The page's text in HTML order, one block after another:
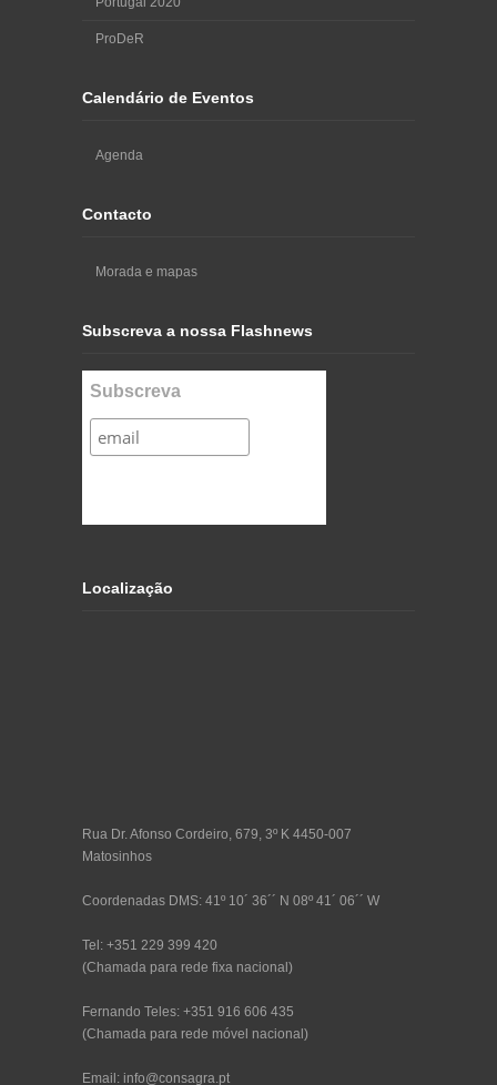
ProDeR
Calendário de Eventos
Agenda
Contacto
Morada e mapas
Subscreva a nossa Flashnews
Subscreva
Localização
Rua Dr. Afonso Cordeiro, 679, 3º K 4450-007
Matosinhos
Coordenadas DMS: 41º 10´ 36´´ N 08º 41´ 06´´ W
Tel: +351 229 399 420
(Chamada para rede fixa nacional)
Fernando Teles: +351 916 606 435
(Chamada para rede móvel nacional)
Email: info@consagra.pt